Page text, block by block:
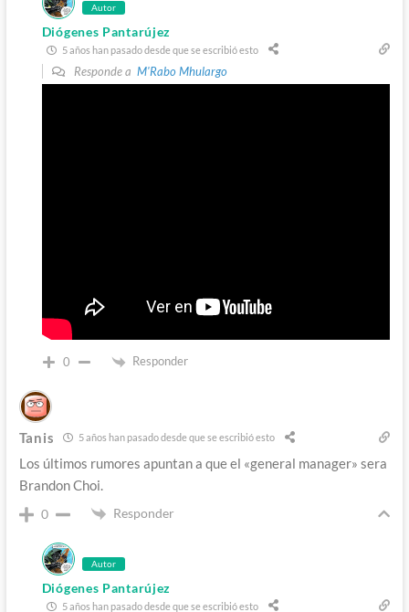
Autor
Diógenes Pantarújez
5 años han pasado desde que se escribió esto
Responde a M'Rabo Mhulargo
0 Responder
Tanis 5 años han pasado desde que se escribió esto
Los últimos rumores apuntan a que el «general manager» sera
Brandon Choi.
0 Responder
Autor
Diógenes Pantarújez
5 años han pasado desde que se escribió esto